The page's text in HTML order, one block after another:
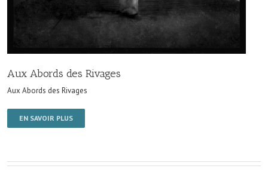
Aux Abords des Rivages
Aux Abords des Rivages
EN SAVOIR PLUS